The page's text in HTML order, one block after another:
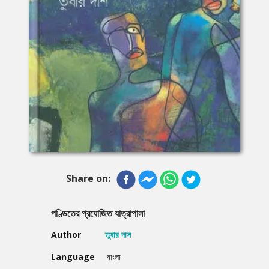
Share on:
পণ্ডিতের প্রযোজিত যাত্রাপালা
Author
তুষার দাস
Language
বাংলা